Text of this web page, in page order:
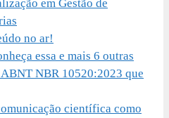
em Gestão de
no ar!
essa e mais 6 outras
NBR 10520:2023 que
científica como